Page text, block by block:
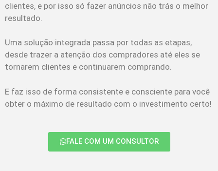
clientes, e por isso só fazer anúncios não trás o melhor
resultado.
Uma solução integrada passa por todas as etapas,
desde trazer a atenção dos compradores até eles se
tornarem clientes e continuarem comprando.
E faz isso de forma consistente e consciente para você
obter o máximo de resultado com o investimento certo!
FALE COM UM CONSULTOR